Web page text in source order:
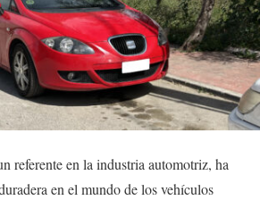
referente en la industria automotriz, ha
en el mundo de los vehículos